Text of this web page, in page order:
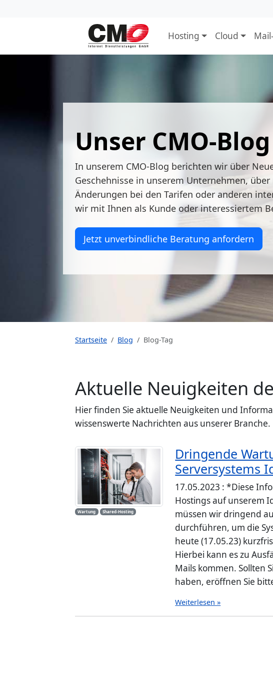
Hosting Cloud
Unser CMO-Blog
In unserem CMO-Blog berichten wir über
Geschehnisse in unserem Unternehmen,
Änderungen bei den Tarifen oder anderen
wir mit Ihnen als Kunde oder interessiertem
Jetzt unverbindliche Beratung anfordern
Startseite Blog Blog-Tag
Aktuelle Neuigkeiten
Hier finden Sie aktuelle Neuigkeiten und
wissenswerte Nachrichten aus unserer Branche.
Wartung Shared-Hosting
Dringende
Serversystems
17.05.2023 : *Diese
Hostings auf unserem
müssen wir dringend
durchführen, um die
heute (17.05.23)
Hierbei kann es zu
Mails kommen. Sollten
haben, eröffnen Sie
Weiterlesen »